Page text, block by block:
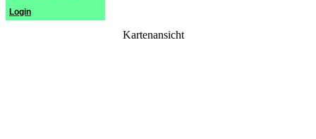
Login
Kartenansicht